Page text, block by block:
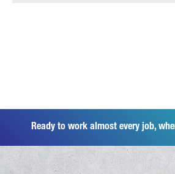
Ready to work almost every job,